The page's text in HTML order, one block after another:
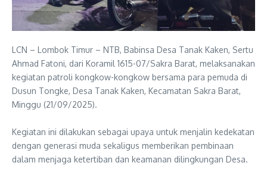
LCN – Lombok Timur – NTB, Babinsa Desa Tanak Kaken, Sertu
Ahmad Fatoni, dari Koramil 1615-07/Sakra Barat, melaksanakan
kegiatan patroli kongkow-kongkow bersama para pemuda di
Dusun Tongke, Desa Tanak Kaken, Kecamatan Sakra Barat,
Minggu (21/09/2025).
‎Kegiatan ini dilakukan sebagai upaya untuk menjalin kedekatan
dengan generasi muda sekaligus memberikan pembinaan
dalam menjaga ketertiban dan keamanan dilingkungan Desa.